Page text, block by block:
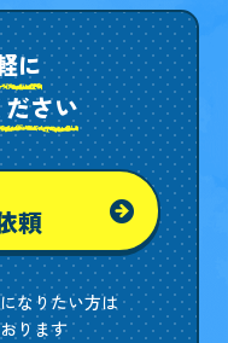
に
さい
頼
なりたい方は
ります